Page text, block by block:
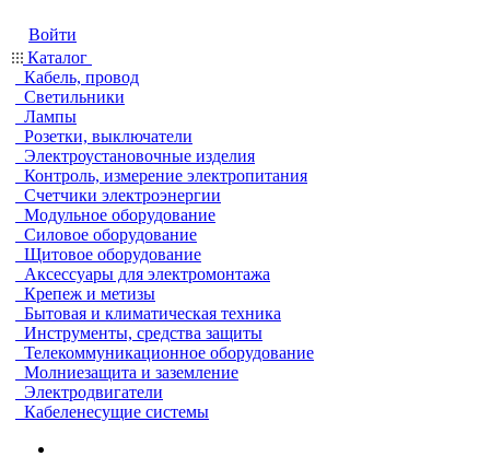
Войти
Каталог
Кабель, провод
Светильники
Лампы
Розетки, выключатели
Электроустановочные изделия
Контроль, измерение электропитания
Счетчики электроэнергии
Модульное оборудование
Силовое оборудование
Щитовое оборудование
Аксессуары для электромонтажа
Крепеж и метизы
Бытовая и климатическая техника
Инструменты, средства защиты
Телекоммуникационное оборудование
Молниезащита и заземление
Электродвигатели
Кабеленесущие системы